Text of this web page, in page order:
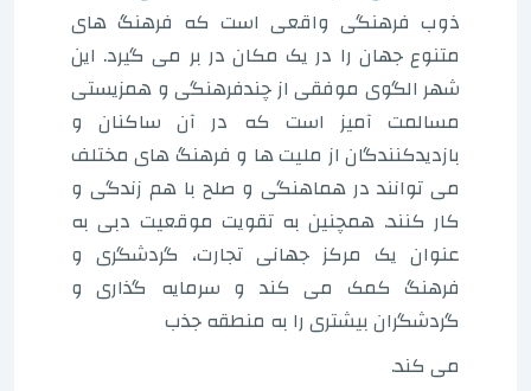
ذوب فرهنگی واقعی است که فرهنگ های
متنوع جهان را در یک مکان در بر می گیرد. این
شهر الگوی موفقی از چندفرهنگی و همزیستی
مسالمت آمیز است که در آن ساکنان و
بازدیدکنندگان از ملیت ها و فرهنگ های مختلف
می توانند در هماهنگی و صلح با هم زندگی و
کار کنند. همچنین به تقویت موقعیت دبی به
عنوان یک مرکز جهانی تجارت، گردشگری و
فرهنگ کمک می کند و سرمایه گذاری و
گردشگران بیشتری را به منطقه جذب
می کند.